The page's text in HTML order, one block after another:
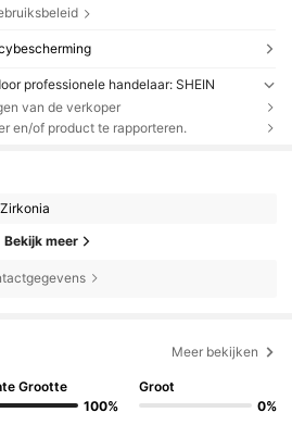
professionele handelaar: SHEIN
van de verkoper
en/of product te rapporteren.
Bekijk meer
Meer bekijken
Grootte
100%
Groot
0%